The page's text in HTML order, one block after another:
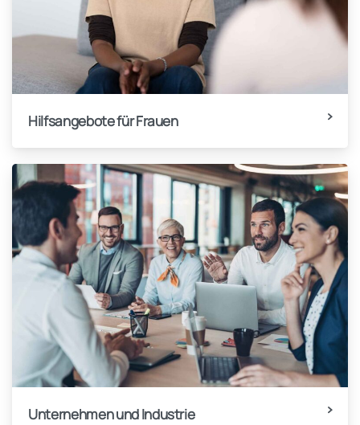
Hilfsangebote für Frauen
Unternehmen und Industrie